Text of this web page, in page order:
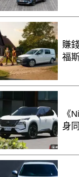
賺
福
《
身